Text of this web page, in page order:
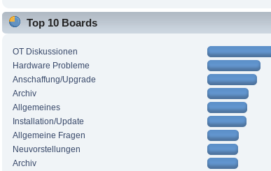
Top 10 Boards
OT Diskussionen
Hardware Probleme
Anschaffung/Upgrade
Archiv
Allgemeines
Installation/Update
Allgemeine Fragen
Neuvorstellungen
Archiv